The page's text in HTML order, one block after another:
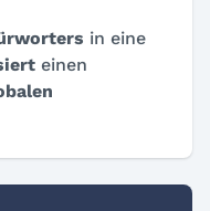
in eine
einen